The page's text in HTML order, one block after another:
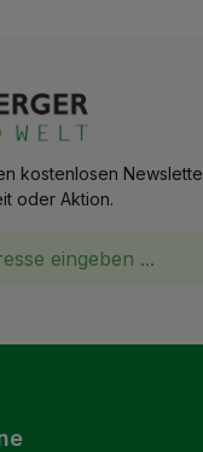
kostenlosen
oder Aktion.